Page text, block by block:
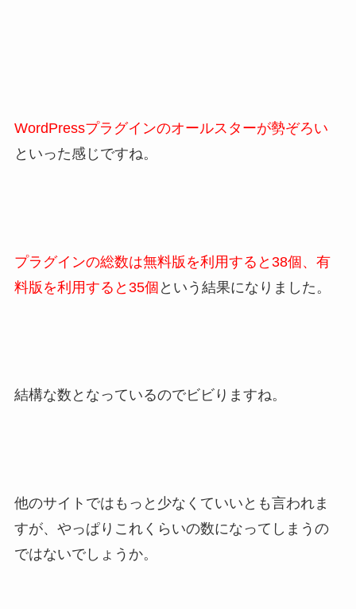
WordPressプラグインのオールスターが勢ぞろい
といった感じですね。
プラグインの総数は無料版を利用すると38個、有
料版を利用すると35個 という結果になりました。
結構な数となっているのでビビりますね。
他のサイトではもっと少なくていいとも言われま
すが、やっぱりこれくらいの数になってしまうの
ではないでしょうか。